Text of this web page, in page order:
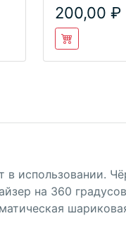
200,00
использовании.
на 360